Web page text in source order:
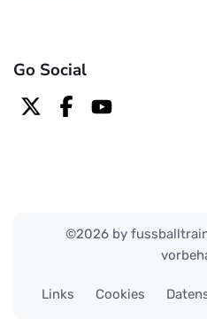
Go Social
©2026 by
Links Cookies